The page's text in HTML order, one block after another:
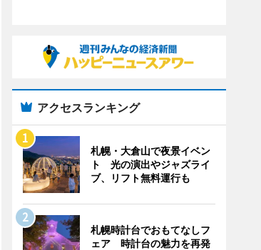
アクセスランキング
札幌・大倉山で夜景イベン
ト 光の演出やジャズライ
ブ、リフト無料運行も
札幌時計台でおもてなしフ
ェア 時計台の魅力を再発